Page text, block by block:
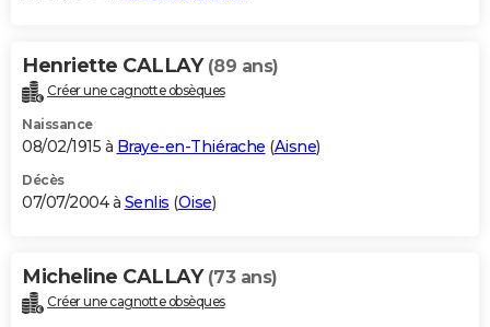
Henriette CALLAY (89 ans)
Créer une cagnotte obsèques
Naissance
08/02/1915 à Braye-en-Thiérache (Aisne)
Décès
07/07/2004 à Senlis (Oise)
Micheline CALLAY (73 ans)
Créer une cagnotte obsèques